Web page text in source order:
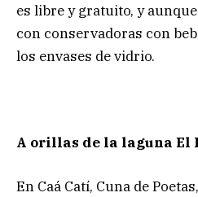
es libre y gratuito, y
con conservadoras con
los envases de vidrio.
A orillas de la laguna El
En Caá Catí, Cuna de